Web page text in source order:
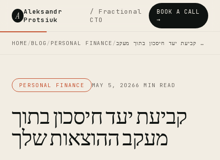
A Aleksandr
Protsiuk
/ Fractional
CTO
BOOK A CALL
→
HOME /BLOG / PERSONAL FINANCE / קביעת יעד חיסכון בתוך מעקב …
PERSONAL FINANCE MAY 5, 2026 6 MIN READ
קביעת יעד חיסכון בתוך
מעקב ההוצאות שלך